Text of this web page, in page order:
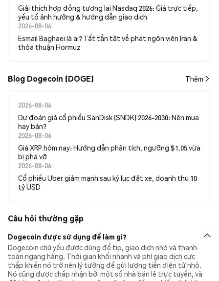
Giải thích hợp đồng tương lai Nasdaq 2026: Giá trực tiếp,
yếu tố ảnh hưởng & hướng dẫn giao dịch
2026-08-06
Esmail Baghaei là ai? Tất tần tật về phát ngôn viên Iran &
thỏa thuận Hormuz
Blog Dogecoin (DOGE) Thêm
2026-08-06
Dự đoán giá cổ phiếu SanDisk (SNDK) 2026-2030: Nên mua
hay bán?
2026-08-06
Giá XRP hôm nay: Hướng dẫn phân tích, ngưỡng $1.05 vừa
bị phá vỡ
2026-08-06
Cổ phiếu Uber giảm mạnh sau kỷ lục đặt xe, doanh thu 10
tỷ USD
Câu hỏi thường gặp
Dogecoin được sử dụng để làm gì?
Dogecoin chủ yếu được dùng để tip, giao dịch nhỏ và thanh
toán ngang hàng. Thời gian khối nhanh và phí giao dịch cực
thấp khiến nó trở nên lý tưởng để gửi lượng tiền điện tử nhỏ.
Nó cũng được chấp nhận bởi một số nhà bán lẻ trực tuyến, và